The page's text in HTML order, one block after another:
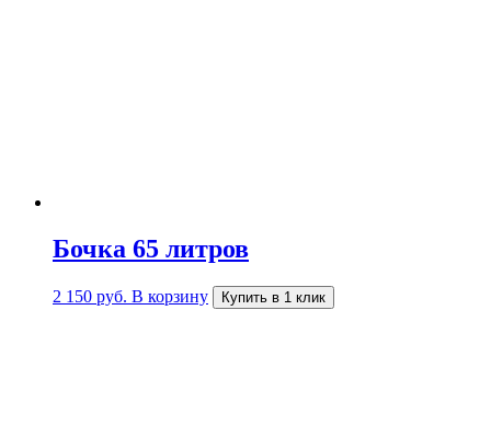
Бочка 65 литров
2 150 руб. В корзину Купить в 1 клик